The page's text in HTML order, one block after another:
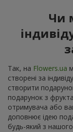
Чи
Так, на Flowers.ua
створені за
створити
подарунок з
отримувача або
доповнює ідею
будь-який з